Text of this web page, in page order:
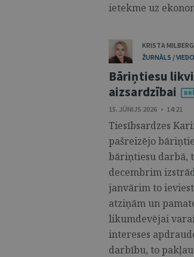
ietekme uz
KRISTA
ŽURNĀLS /
Bāriņtiesu
aizsardzībai
15. JŪNIJS 2026 • 14:21
Tiesībsardzes
pašreizējo
bāriņtiesu darbā,
decembrim
janvārim to
atziņām un
likumdevējai
intereses
darbību, to